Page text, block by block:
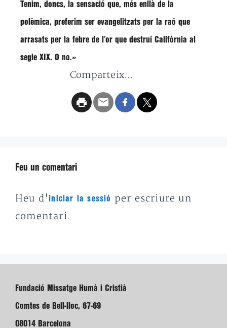
Tenim, doncs, la sensació que, més enllà de la
polèmica, preferim ser evangelitzats per la raó que
arrasats per la febre de l’or que destruí Califòrnia al
segle XIX. O no.»
Comparteix...
Feu un comentari
Heu d'iniciar la sessió
per escriure un
comentari.
Fundació Missatge Humà i Cristià
Comtes de Bell-lloc, 67-69
08014 Barcelona